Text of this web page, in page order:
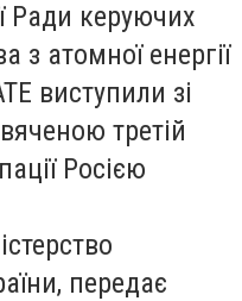
Ради керуючих
з атомної енергії
виступили зі
третій
Росією
передає